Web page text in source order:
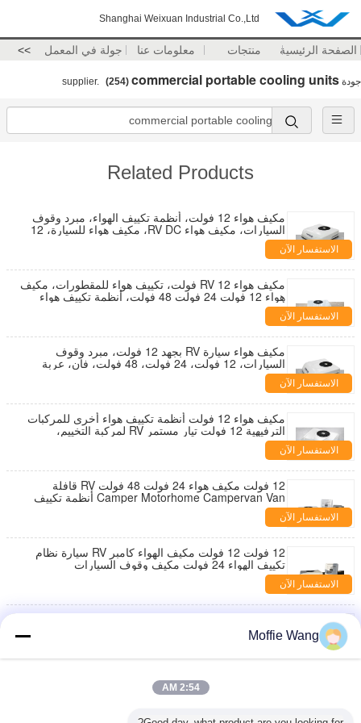
Shanghai Weixuan Industrial Co.,Ltd
الصفحة الرئيسية منتجات معلومات عنا جولة في المعمل >>
جودة commercial portable cooling units
(254)
Related Products
مكيف هواء 12 فولت، أنظمة تكييف الهواء، مبرد وقوف
السيارات، مكيف هواء RV DC، مكيف هواء للسيارة، 12
فولت، 24 فولت، 48 فولتالاستفسار الآن
مكيف هواء RV 12 فولت، تكييف هواء للمقطورات، مكيف
هواء 12 فولت 24 فولت 48 فولت، أنظمة تكييف هواء
أخرىالاستفسار الآن
مكيف هواء سيارة RV بجهد 12 فولت، مبرد وقوف
السيارات، 12 فولت، 24 فولت، 48 فولت، فان، عربة
سكن متنقلة، مكيف هواءالاستفسار الآن
مكيف هواء 12 فولت أنظمة تكييف هواء أخرى للمركبات
الترفيهية 12 فولت تيار مستمر RV لمركبة التخييم،
مقطورة، مكيف وقوف السيارات الأوتوماتيكيالاستفسار الآن
12 فولت مكيف هواء 24 فولت 48 فولت RV قافلة
Camper Motorhome Campervan Van أنظمة تكييف
الهواءالاستفسار الآن
12 فولت 12 فولت مكيف الهواء كامبر RV سيارة نظام
تكييف الهواء 24 فولت مكيف وقوف السيارات
الاستفسار الآن
الهواء 24 فولت 48 فولت مكيف الهواء 12 فولت
الاستفسار الآن
متنقل، نظام تكييف هواء للقوافل، نظام تكييف هواء
الاستفسار الآن
Moffie Wang
2:54 AM